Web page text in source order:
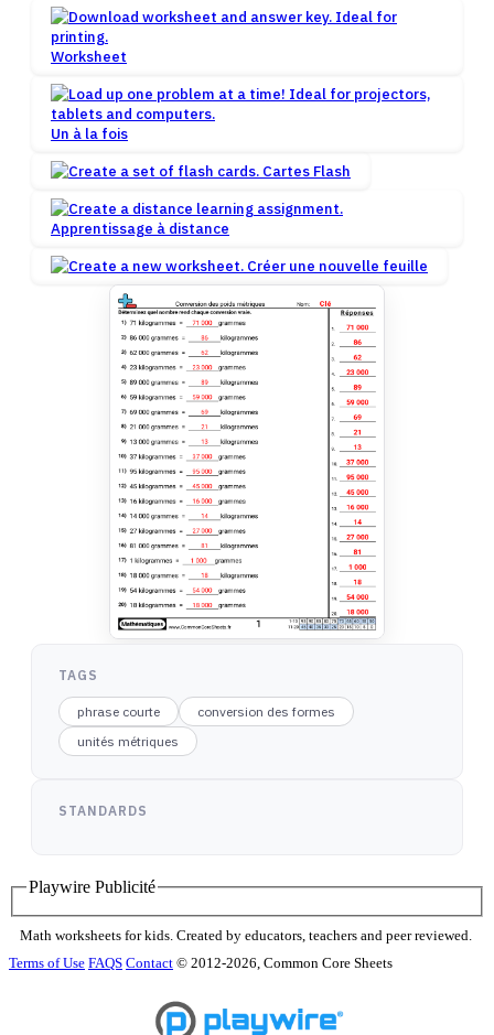
Worksheet
Un à la fois
Cartes Flash
Apprentissage à distance
Créer une nouvelle feuille
TAGS
phrase courte
conversion des formes
unités métriques
STANDARDS
Playwire Publicité
Math worksheets for kids. Created by educators, teachers and peer reviewed.
Terms of Use FAQS Contact © 2012-2026, Common Core Sheets